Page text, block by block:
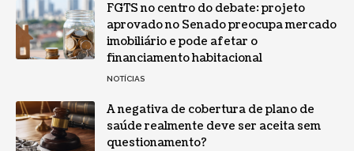
FGTS no centro do debate: projeto
aprovado no Senado preocupa mercado
imobiliário e pode afetar o
financiamento habitacional
NOTÍCIAS
A negativa de cobertura de plano de
saúde realmente deve ser aceita sem
questionamento?